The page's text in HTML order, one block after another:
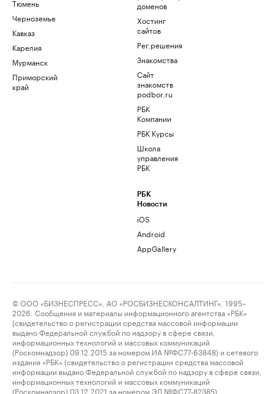
Тюмень
Черноземье
Кавказ
Карелия
Мурманск
Приморский
край
доменов
Хостинг
сайтов
Рег.решения
Знакомства
Сайт
знакомств
podbor.ru
РБК
Компании
РБК Курсы
Школа
управления
РБК
РБК
Новости
iOS
Android
AppGallery
© ООО «БИЗНЕСПРЕСС», АО «РОСБИЗНЕСКОНСАЛТИНГ», 1995–
2026. Сообщения и материалы информационного агентства «РБК»
(свидетельство о регистрации средства массовой информации
выдано Федеральной службой по надзору в сфере связи,
информационных технологий и массовых коммуникаций
(Роскомнадзор) 09.12.2015 за номером ИА №ФС77-63848) и сетевого
издания «РБК» (свидетельство о регистрации средства массовой
информации выдано Федеральной службой по надзору в сфере связи,
информационных технологий и массовых коммуникаций
(Роскомнадзор) 03.12.2021 за номером ЭЛ №ФС77-82385)